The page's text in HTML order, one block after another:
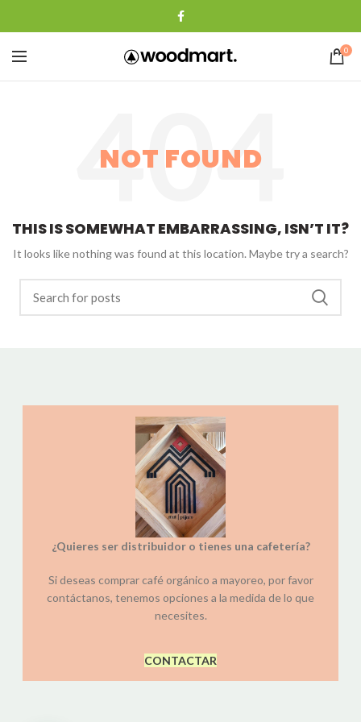
0
NOT FOUND
THIS IS SOMEWHAT EMBARRASSING, ISN’T IT?
It looks like nothing was found at this location. Maybe try a search?
¿Quieres ser distribuidor o tienes una cafetería?
Si deseas comprar café orgánico a mayoreo, por favor
contáctanos, tenemos opciones a la medida de lo que
necesites.
CONTACTAR